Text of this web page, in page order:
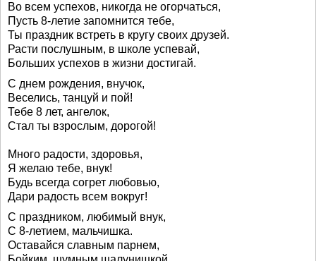
Во всем успехов, никогда не огорчаться,
Пусть 8-летие запомнится тебе,
Ты праздник встреть в кругу своих друзей.
Расти послушным, в школе успевай,
Больших успехов в жизни достигай.
С днем рождения, внучок,
Веселись, танцуй и пой!
Тебе 8 лет, ангелок,
Стал ты взрослым, дорогой!
Много радости, здоровья,
Я желаю тебе, внук!
Будь всегда согрет любовью,
Дари радость всем вокруг!
С праздником, любимый внук,
С 8-летием, мальчишка.
Оставайся славным парнем,